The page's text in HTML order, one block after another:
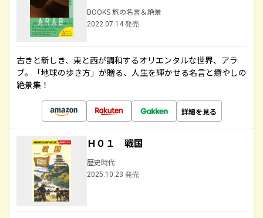
BOOKS 旅の名言＆絶景
2022.07.14 発売
古きと新しき、東と西が調和するオリエンタルな世界、アラ
ブ。「地球の歩き方」が贈る、人生を輝かせる名言と癒やしの
絶景集！
詳細を見る
Ｈ０１ 戦国
歴史時代
2025.10.23 発売